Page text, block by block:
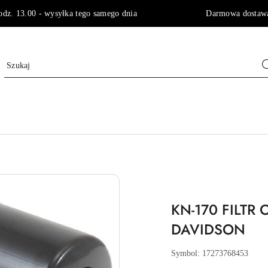
13.00 - wysyłka tego samego dnia Darmowa dostawa
KN-170 FILTR
DAVIDSON
Symbol: 17273768453